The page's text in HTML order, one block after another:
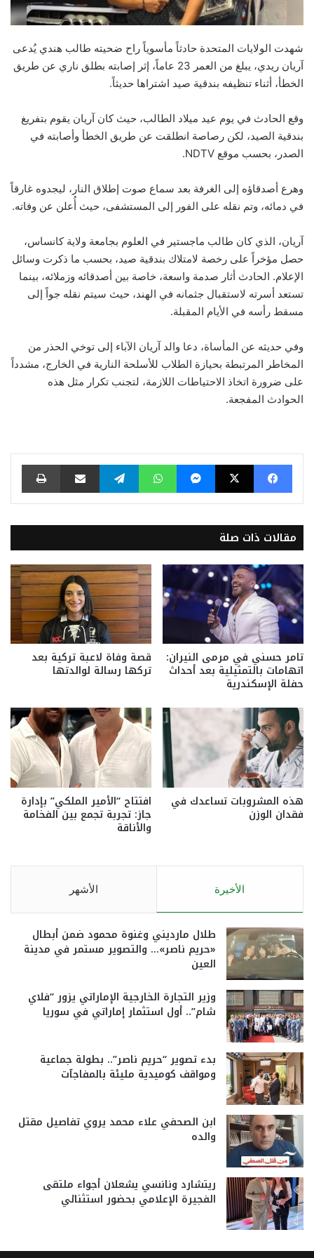
شهدت الولايات المتحدة حادثاً مأسوياً راح ضحيته طالب هندي يُدعى
آريان ريدي، يبلغ من العمر 23 عاماً، إثر إصابته بطلق ناري عن طريق
الخطأ، أثناء تنظيفه بندقية صيد اشتراها حديثاً.
وقع الحادث في يوم عيد ميلاد الطالب، حيث كان آريان يقوم بتفريغ
بندقية الصيد، لكن رصاصة انطلقت عن طريق الخطأ وأصابته في
الصدر، بحسب موقع NDTV.
وهرع أصدقاؤه إلى الغرفة بعد سماع صوت إطلاق النار، ليجدوه غارقاً
في دمائه، وتم نقله على الفور إلى المستشفى، حيث أُعلن عن وفاته.
آريان، الذي كان طالب ماجستير في العلوم بجامعة ولاية كانساس،
حصل مؤخراً على رخصة لامتلاك بندقية صيد، بحسب ما ذكرت وسائل
الإعلام. الحادث أثار صدمة واسعة، خاصة بين أصدقائه وزملائه، بينما
تستعد أسرته لاستقبال جثمانه في الهند، حيث سيتم نقله جواً إلى
مسقط رأسه في الأيام المقبلة.
وفي حديثه عن المأساة، دعا والد آريان الآباء إلى توخي الحذر من
المخاطر المرتبطة بحيازة الطلاب للأسلحة النارية في الخارج، مشدداً
على ضرورة اتخاذ الاحتياطات اللازمة، لتجنب تكرار مثل هذه
الحوادث المفجعة.
فيسبوك ‫X ماسنجر واتساب تيلقرام مشاركة عبر البريد طباعة
مقالات ذات صلة
تامر حسني في مرمى النيران:
اتهامات بالتمثيلية بعد أحداث
حفلة الإسكندرية
قصة وفاة لاعبة تركية بعد
تركها رسالة لوالدتها
هذه المشروبات تساعدك في
فقدان الوزن
افتتاح “الأمير الملكي” بإدارة
جاز: تجربة تجمع بين الفخامة
والأناقة
الأخيرة الأشهر
طلال مارديني وغنوة محمود ضمن أبطال
«حريم ناصر»… والتصوير مستمر في مدينة
العين
وزير التجارة الخارجية الإماراتي يزور “فلاي
شام”.. أول استثمار إماراتي في سوريا
بدء تصوير “حريم ناصر”.. بطولة جماعية
ومواقف كوميدية مليئة بالمفاجآت
ابن الصحفي علاء محمد يروي تفاصيل مقتل
والده
ريتشارد ونانسي يشعلان أجواء ملتقى
الفجيرة الإعلامي بحضور استثنائي